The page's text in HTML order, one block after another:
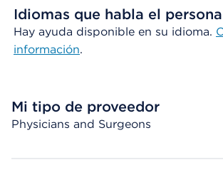
Idiomas que habla el
Hay ayuda disponible en su idioma.
información.
Mi tipo de proveedor
Physicians and Surgeons